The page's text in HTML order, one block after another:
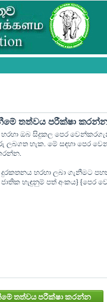
තත්වය පරීක්ෂා
හරහා ඔබ සිදුකල පෙර
හැක. මේ සඳහා පෙර
දුරකතනය හරහා ලබා ගැනීමට
{ ජාතික හැඳුනුම් පත් අංකය}
වෙන්කරවා ගැනීමේ තත්වය පරීක්ෂා කරන්න